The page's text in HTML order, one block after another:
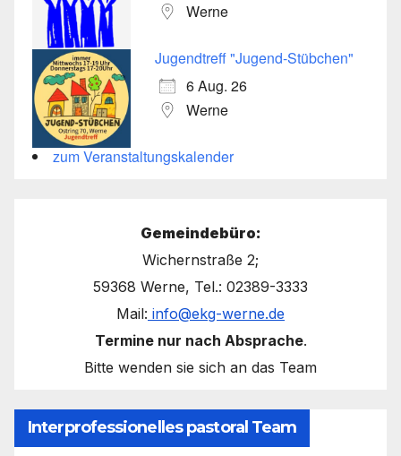
Werne
Jugendtreff "Jugend-Stübchen"
6 Aug. 26
Werne
zum Veranstaltungskalender
Gemeindebüro:
Wichernstraße 2;
59368 Werne, Tel.: 02389-3333
Mail: info@ekg-werne.de
Termine nur nach Absprache.
Bitte wenden sie sich an das Team
Interprofessionelles pastoral Team